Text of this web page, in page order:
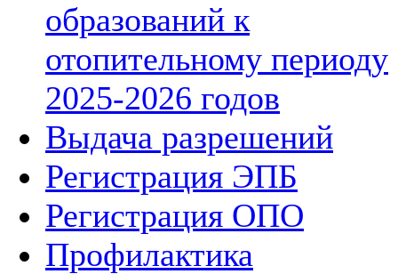
образований к
отопительному периоду
2025-2026 годов
Выдача разрешений
Регистрация ЭПБ
Регистрация ОПО
Профилактика